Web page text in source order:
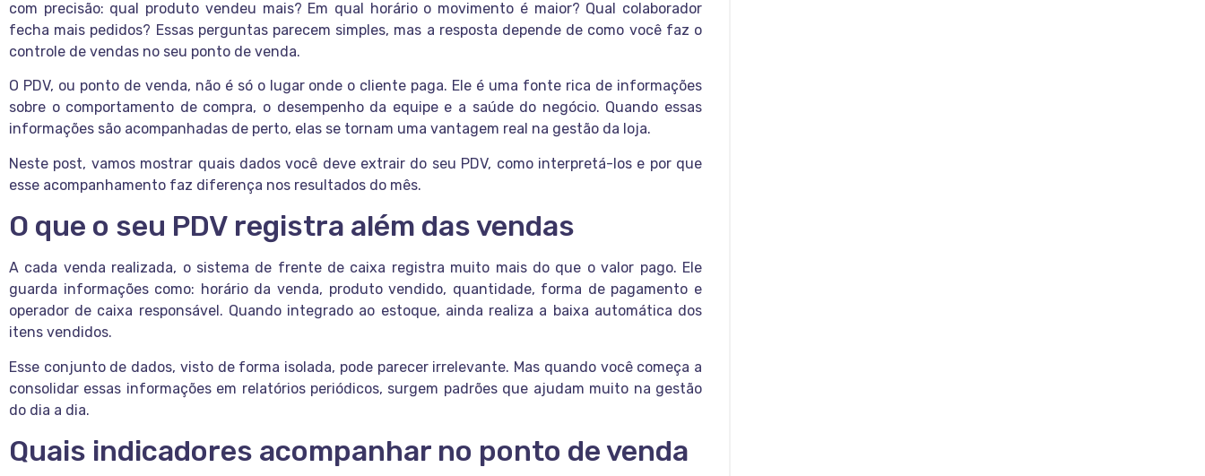
com precisão: qual produto vendeu mais? Em qual horário o movimento é maior? Qual colaborador
fecha mais pedidos? Essas perguntas parecem simples, mas a resposta depende de como você faz o
controle de vendas no seu ponto de venda.
O PDV, ou ponto de venda, não é só o lugar onde o cliente paga. Ele é uma fonte rica de informações
sobre o comportamento de compra, o desempenho da equipe e a saúde do negócio. Quando essas
informações são acompanhadas de perto, elas se tornam uma vantagem real na gestão da loja.
Neste post, vamos mostrar quais dados você deve extrair do seu PDV, como interpretá-los e por que
esse acompanhamento faz diferença nos resultados do mês.
O que o seu PDV registra além das vendas
A cada venda realizada, o sistema de frente de caixa registra muito mais do que o valor pago. Ele
guarda informações como: horário da venda, produto vendido, quantidade, forma de pagamento e
operador de caixa responsável. Quando integrado ao estoque, ainda realiza a baixa automática dos
itens vendidos.
Esse conjunto de dados, visto de forma isolada, pode parecer irrelevante. Mas quando você começa a
consolidar essas informações em relatórios periódicos, surgem padrões que ajudam muito na gestão
do dia a dia.
Quais indicadores acompanhar no ponto de venda